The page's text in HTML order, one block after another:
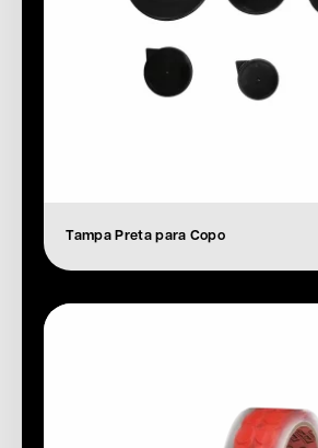
Tampa Preta para Copo